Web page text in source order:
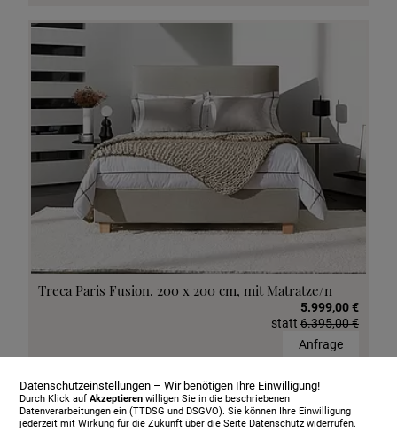
Treca Paris Fusion, 200 x 200 cm, mit Matratze/n
5.999,00 €
statt 6.395,00 €
Anfrage
Datenschutzeinstellungen – Wir benötigen Ihre Einwilligung!
Durch Klick aufAkzeptieren willigen Sie in die beschriebenen
Datenverarbeitungen ein (TTDSG und DSGVO). Sie können Ihre Einwilligung
jederzeit mit Wirkung für die Zukunft über die Seite Datenschutz widerrufen.